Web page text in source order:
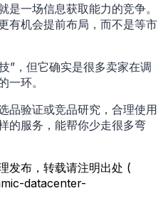
是一场信息获取能力的竞争。
有机会提前布局，而不是等市
”，但它确实是很多卖家在调
一环。
品验证或竞品研究，合理使用
的服务，能帮你少走很多弯
发布，转载请注明出处 (
datacenter-